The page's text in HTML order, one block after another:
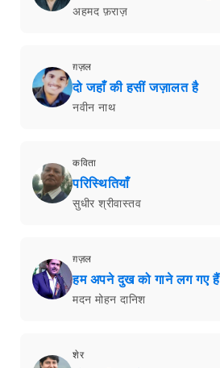
अहमद फ़राज़
ग़ज़ल
दो जहाँ की हसीं जज़ालत है
नवीन नाथ
कविता
परिस्थितियाँ
सुधीर श्रीवास्तव
ग़ज़ल
हम अपने दुख को गाने लग गए हैं
मदन मोहन दानिश
शेर